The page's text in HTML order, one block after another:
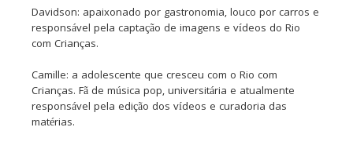
Davidson: apaixonado por gastronomia, louco por carros e
responsável pela captação de imagens e vídeos do Rio
com Crianças.
Camille: a adolescente que cresceu com o Rio com
Crianças. Fã de música pop, universitária e atualmente
responsável pela edição dos vídeos e curadoria das
matérias.